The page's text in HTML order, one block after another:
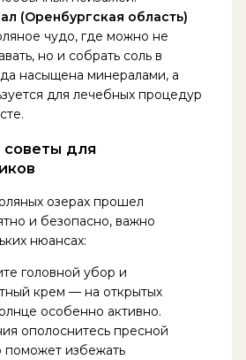
(Оренбургская область)
чудо, где можно не
но и собрать соль в
насыщена минералами, а
для лечебных процедур
советы для
озерах прошел
и безопасно, важно
нюансах:
головной убор и
крем — на открытых
особенно активно.
ополоснитесь пресной
избежать